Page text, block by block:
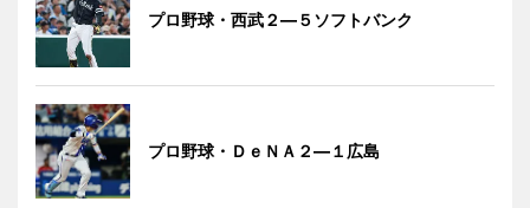
プロ野球・西武２―５ソフトバンク
プロ野球・ＤｅＮＡ２―１広島